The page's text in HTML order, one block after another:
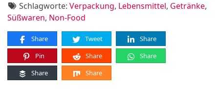
Schlagworte: Verpackung, Lebensmittel, Getränke,
Süßwaren, Non-Food
Share Tweet
Share
Pin
Share
Share
Share
Share